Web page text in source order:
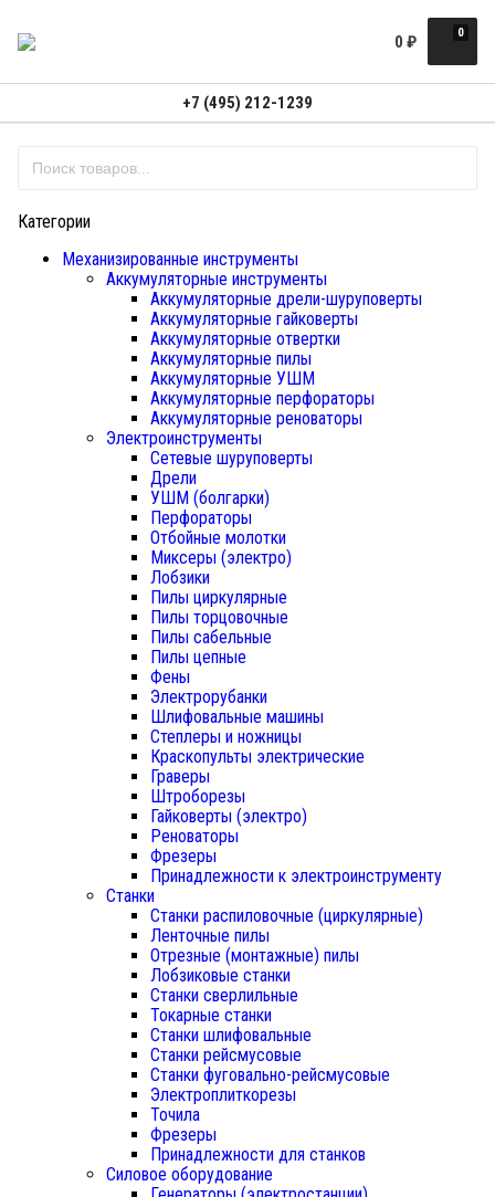
0
0 ₽
+7 (495) 212-1239
Категории
Механизированные инструменты
Аккумуляторные инструменты
Аккумуляторные дрели-шуруповерты
Аккумуляторные гайковерты
Аккумуляторные отвертки
Аккумуляторные пилы
Аккумуляторные УШМ
Аккумуляторные перфораторы
Аккумуляторные реноваторы
Электроинструменты
Сетевые шуруповерты
Дрели
УШМ (болгарки)
Перфораторы
Отбойные молотки
Миксеры (электро)
Лобзики
Пилы циркулярные
Пилы торцовочные
Пилы сабельные
Пилы цепные
Фены
Электрорубанки
Шлифовальные машины
Степлеры и ножницы
Краскопульты электрические
Граверы
Штроборезы
Гайковерты (электро)
Реноваторы
Фрезеры
Принадлежности к электроинструменту
Станки
Станки распиловочные (циркулярные)
Ленточные пилы
Отрезные (монтажные) пилы
Лобзиковые станки
Станки сверлильные
Токарные станки
Станки шлифовальные
Станки рейсмусовые
Станки фуговально-рейсмусовые
Электроплиткорезы
Точила
Фрезеры
Принадлежности для станков
Силовое оборудование